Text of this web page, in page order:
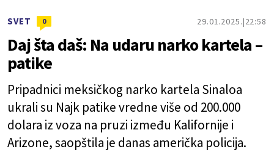
SVET 0 29.01.2025. 22:58
Daj šta daš: Na udaru narko kartela –
patike
Pripadnici meksičkog narko kartela Sinaloa
ukrali su Najk patike vredne više od 200.000
dolara iz voza na pruzi između Kalifornije i
Arizone, saopštila je danas američka policija.